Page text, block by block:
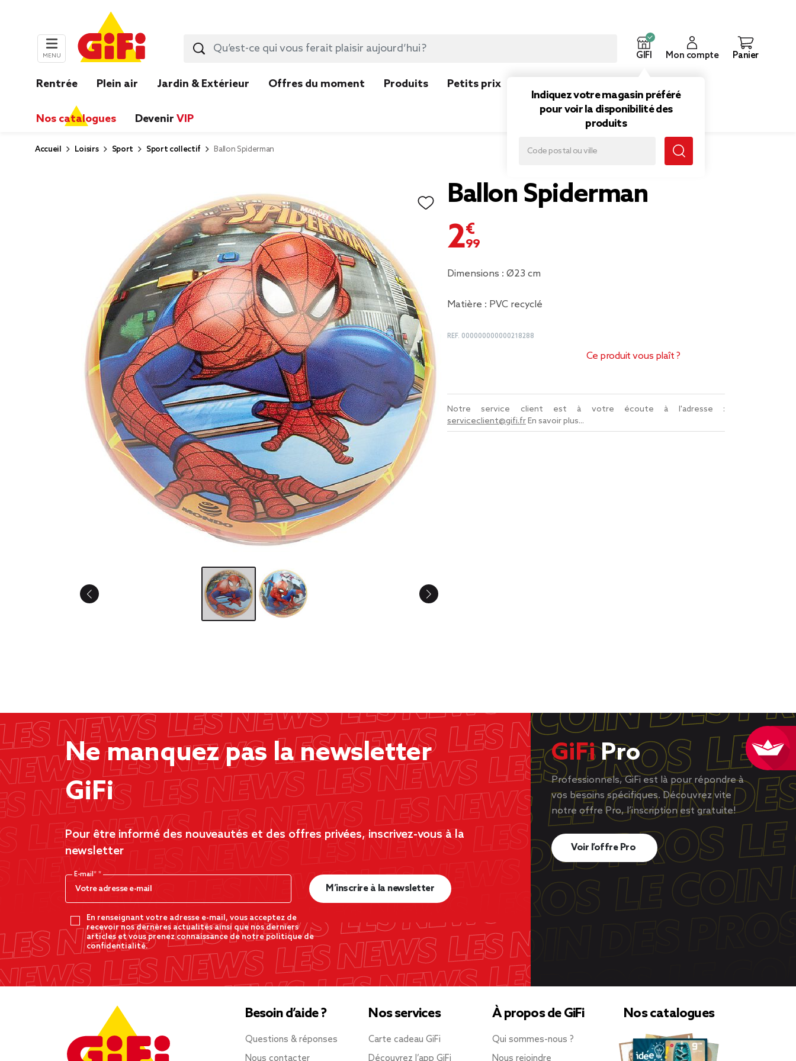
MENU GIFI
Indiquez votre magasin préféré
pour voir la disponibilité des
produits
Mon compte Panier
Rentrée Plein air Jardin & Extérieur Offres du moment Produits Petits prix
Nos catalogues Devenir VIP
Accueil Loisirs Sport Sport collectif Ballon Spiderman
Ballon Spiderman
2,99 €
Dimensions : Ø23 cm
Matière : PVC recyclé
REF. 000000000000218288
Ce produit vous plaît ?
Notre service client est à votre écoute à l'adresse :
serviceclient@gifi.frEn savoir plus...
Ne manquez pas la newsletter
GiFi
Pour être informé des nouveautés et des offres privées, inscrivez-vous à la
newsletter
E-mail*
En renseignant votre adresse e-mail, vous acceptez de
recevoir nos dernères actualités ainsi que nos derniers
articles et vous prenez connaissance de notre politique de
confidentialité.
M’inscrire à la newsletter
GiFiPro
Professionnels, GiFi est là pour répondre à
vos besoins spécifiques. Découvrez vite
notre offre Pro, l’inscription est gratuite!
Voir l’offre Pro
Besoin d’aide ?
Questions & réponses
Nous contacter
Nos services
Carte cadeau GiFi
Découvrez l’app GiFi
À propos de GiFi
Qui sommes-nous ?
Nous rejoindre
Nos catalogues